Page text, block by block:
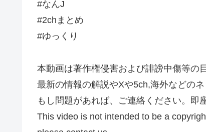
#なんJ
#2chまとめ
#ゆっくり
本動画は著作権侵害および誹謗中傷等の
最新の情報の解説やXや5ch,海外などの
もし問題があれば、ご連絡ください。即
This video is not intended to be a